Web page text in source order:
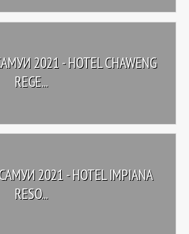
2021 - HOTEL CHAWENG
REGE...
2021 - HOTEL IMPIANA
RESO...